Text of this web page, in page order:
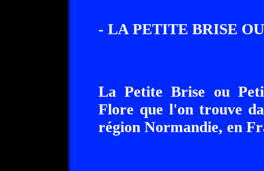
- LA PETITE BRISE
La Petite Brise ou
Flore que l'on trouve
région Normandie, en